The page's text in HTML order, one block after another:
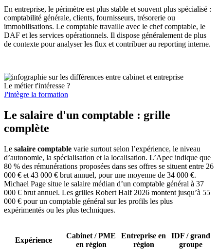
En entreprise, le périmètre est plus stable et souvent plus spécialisé :
comptabilité générale, clients, fournisseurs, trésorerie ou
immobilisations. Le comptable travaille avec le chef comptable, le
DAF et les services opérationnels. Il dispose généralement de plus
de contexte pour analyser les flux et contribuer au reporting interne.
Le métier t'intéresse ?
J'intègre la formation
Le salaire d'un comptable : grille
complète
Le salaire comptable varie surtout selon l’expérience, le niveau
d’autonomie, la spécialisation et la localisation. L’Apec indique que
80 % des rémunérations proposées dans ses offres se situent entre 26
000 € et 43 000 € brut annuel, pour une moyenne de 34 000 €.
Michael Page situe le salaire médian d’un comptable général à 37
000 € brut annuel. Les grilles Robert Half 2026 montent jusqu’à 55
000 € pour un comptable général sur les profils les plus
expérimentés ou les plus techniques.
Expérience
Cabinet / PME
en région
Entreprise en
région
IDF / grand
groupe